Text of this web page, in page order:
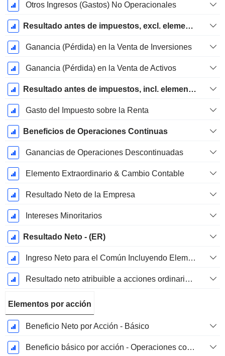
Otros Ingresos (Gastos) No Operacionales
Resultado antes de impuestos, excl. elementos inusuales
Ganancia (Pérdida) en la Venta de Inversiones
Ganancia (Pérdida) en la Venta de Activos
Resultado antes de impuestos, incl. elementos inusuales
Gasto del Impuesto sobre la Renta
Beneficios de Operaciones Continuas
Ganancias de Operaciones Descontinuadas
Elemento Extraordinario & Cambio Contable
Resultado Neto de la Empresa
Intereses Minoritarios
Resultado Neto - (ER)
Ingreso Neto para el Común Incluyendo Elementos Extraordinarios
Resultado neto atribuible a acciones ordinarias excl. elementos extraordinarios
Elementos por acción
Beneficio Neto por Acción - Básico
Beneficio básico por acción - Operaciones continuas